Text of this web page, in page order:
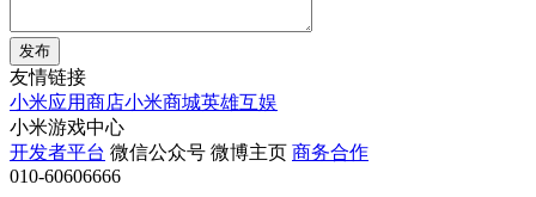
发布
友情链接
小米应用商店小米商城英雄互娱
小米游戏中心
开发者平台 微信公众号 微博主页 商务合作
010-60606666